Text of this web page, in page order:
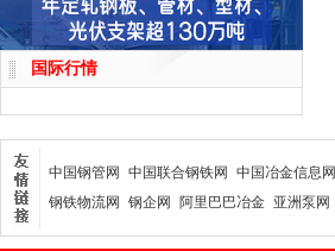
国际行情
中国钢管网 中国联合钢铁网 中国冶金信息网
钢铁物流网
钢企网 阿里巴巴冶金 亚洲泵网